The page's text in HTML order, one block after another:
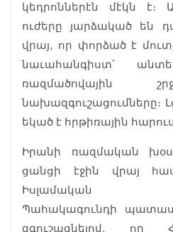
կեդրոններէն մէկն է։
ուժերը յարձակած են
վրայ, որ փորձած է
նաւահանգիստ՝
ռազմածովային
նախազգուշացումները։
եկած է հրթիռային
Իրանի ռազմական
ցանցի էջին վրայ
Իսլամական
Պահակագունդի
զգուշացնելով, որ